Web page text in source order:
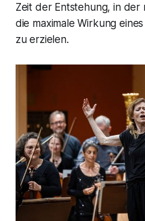
Zeit der Entstehung, in der
die maximale Wirkung
zu erzielen.